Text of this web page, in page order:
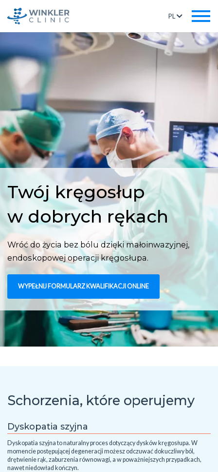
PL
Twój kręgosłup
w dobrych rękach
Wróć do życia bez bólu dzięki małoinwazyjnej,
endoskopowej operacji kręgosłupa.
WYPEŁNIJ FORMULARZ KWALIFIKACJI ONLINE
Schorzenia, które operujemy
Dyskopatia szyjna
Dyskopatia szyjna to naturalny proces dotyczący dysków kręgosłupa. W
momencie postępującej degeneracji możesz odczuwać dokuczliwy ból,
drętwienie rąk, zaburzenia równowagi, a w poważniejszych przypadkach,
nawet niedowład kończyn.